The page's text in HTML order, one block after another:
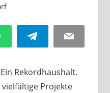
WhatsAppTelegram Email
Rekordhaushalt.
Projekte